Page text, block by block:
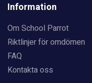
Information
Om School Parrot
Riktlinjer för omdömen
FAQ
Kontakta oss